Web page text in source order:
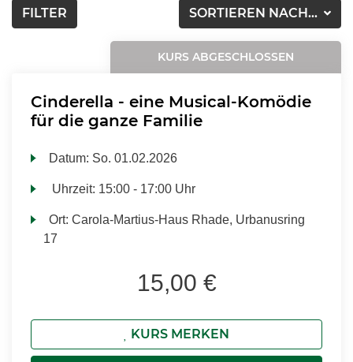
SORTIEREN NACH...
FILTER
KURS ABGESCHLOSSEN
Cinderella - eine Musical-Komödie
für die ganze Familie
Datum: So. 01.02.2026
Uhrzeit: 15:00 - 17:00 Uhr
Ort:Carola-Martius-Haus Rhade, Urbanusring
17
15,00 €
KURS MERKEN